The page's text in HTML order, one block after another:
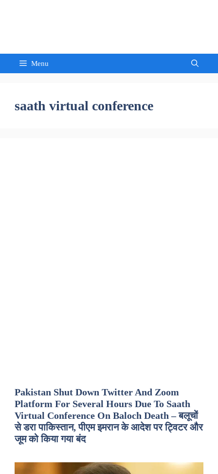
Menu
saath virtual conference
Pakistan Shut Down Twitter And Zoom
Platform For Several Hours Due To Saath
Virtual Conference On Baloch Death – बलूचों
से डरा पाकिस्तान, पीएम इमरान के आदेश पर ट्विटर और
जूम को किया गया बंद